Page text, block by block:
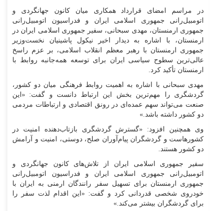
در مراسم امضای قرارداد همکاری میان کانون جهانگردی و
اتومبیل‌رانی جمهوری اسلامی ایران و فدراسیون اتومبیل‌رانی
جمهوری ارمنستان، مهدی سبحانی، سفیر جمهوری اسلامی ایران در
ارمنستان، با اشاره به دیدار اخیر نیکول پاشینیان نخست‌وزیر
جمهوری ارمنستان با رهبر معظم انقلاب اسلامی، بر عزم راسخ
عالی‌ترین سطوح سیاسی ایران برای توسعه همه‌جانبه روابط با
ارمنستان تأکید کرد.
مهدی سبحانی با اشاره به اهمیت روابط فرهنگی میان دو کشور،
گردشگری را مهم‌ترین بخش این ارتباط دانست و گفت: «این
صنعت می‌تواند سهم عمده‌ای در رونق اقتصادی و ارتباطات مردمی
دو کشور داشته باشد.»
وی همچنین افزود: «گسترش گردشگری بازتاب‌دهنده امنیت در
کشورهاست و گردشگران پیام‌آوران صلح، دوستی، امنیت و آرامش
دو کشور هستند.
سفیر جمهوری اسلامی ایران از تلاش‌های کانون جهانگردی و
اتومبیل‌رانی جمهوری اسلامی ایران و فدراسیون اتومبیل‌رانی
جمهوری ارمنستان برای تسهیل سفر رانندگان ارمنی به ایران با
خودروی شخصی قدردانی کرد و گفت: «این اقدام لذت سفر را
برای گردشگران بیشتر می‌کند.»